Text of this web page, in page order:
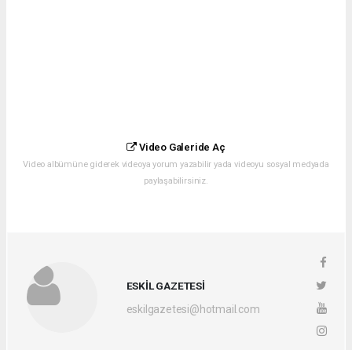
Video Galeride Aç
Video albümüne giderek videoya yorum yazabilir yada videoyu sosyal medyada
paylaşabilirsiniz.
ESKİL GAZETESİ
eskilgazetesi@hotmail.com